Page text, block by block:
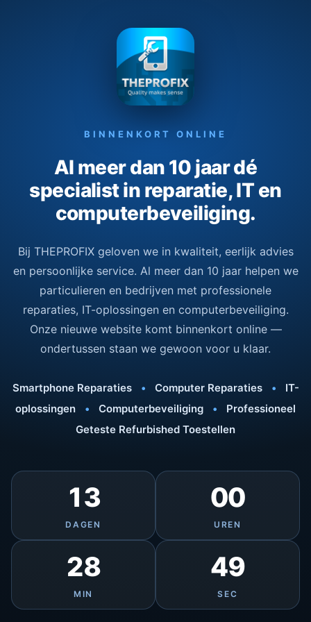
BINNENKORT ONLINE
Al meer dan 10 jaar dé
specialist in reparatie, IT en
computerbeveiliging.
Bij THEPROFIX geloven we in kwaliteit, eerlijk advies
en persoonlijke service. Al meer dan 10 jaar helpen we
particulieren en bedrijven met professionele
reparaties, IT-oplossingen en computerbeveiliging.
Onze nieuwe website komt binnenkort online —
ondertussen staan we gewoon voor u klaar.
Smartphone Reparaties • Computer Reparaties •
IT-
oplossingen
• Computerbeveiliging •
Professioneel
Geteste Refurbished Toestellen
13
DAGEN
00
UREN
28
MIN
49
SEC